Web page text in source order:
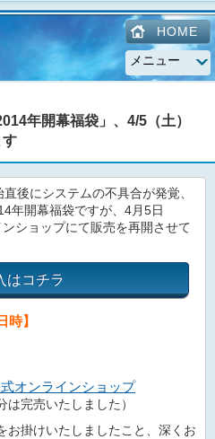
HOME
年開幕福袋」、4/5（土）
す
後にシステムの不具合が発覚、
年開幕福袋ですが、4月5日
ショップにて販売を再開させて
はコチラ
時】
オンラインショップ
は完売いたしました）
お掛けいたしましたこと、深くお